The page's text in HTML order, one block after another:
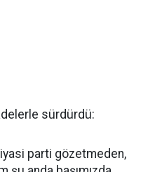
sürdürdü:
parti gözetmeden,